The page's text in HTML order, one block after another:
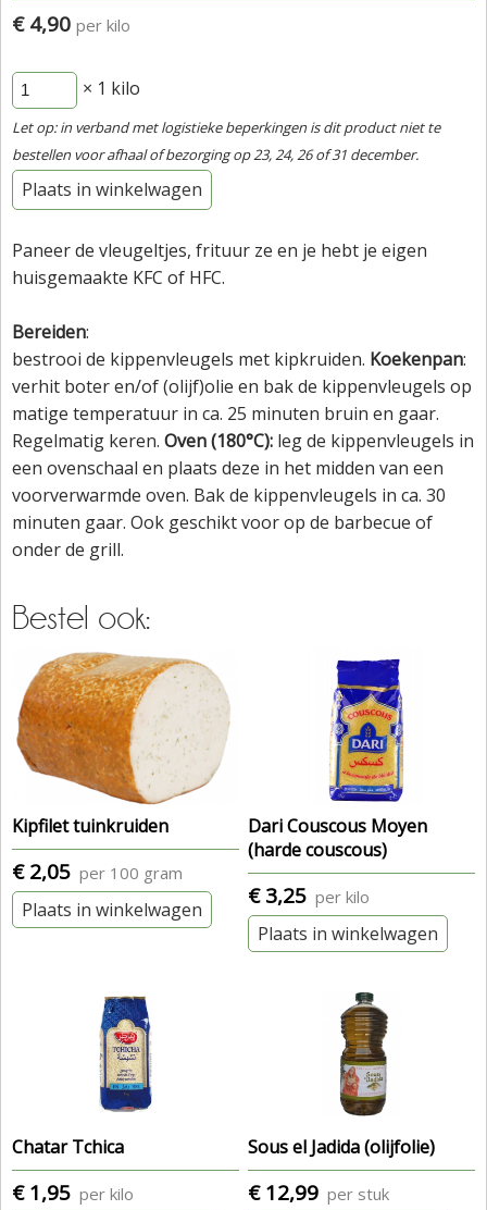
€ 4,90 per kilo
× 1 kilo
Let op: in verband met logistieke beperkingen is dit product niet te
bestellen voor afhaal of bezorging op 23, 24, 26 of 31 december.
Plaats in winkelwagen
Paneer de vleugeltjes, frituur ze en je hebt je eigen
huisgemaakte KFC of HFC.
Bereiden:
bestrooi de kippenvleugels met kipkruiden. Koekenpan:
verhit boter en/of (olijf)olie en bak de kippenvleugels op
matige temperatuur in ca. 25 minuten bruin en gaar.
Regelmatig keren. Oven (180°C): leg de kippenvleugels in
een ovenschaal en plaats deze in het midden van een
voorverwarmde oven. Bak de kippenvleugels in ca. 30
minuten gaar. Ook geschikt voor op de barbecue of
onder de grill.
Bestel ook:
Kipfilet tuinkruiden
€ 2,05 per 100 gram
Plaats in winkelwagen
Dari Couscous Moyen
(harde couscous)
€ 3,25 per kilo
Plaats in winkelwagen
Chatar Tchica
€ 1,95 per kilo
Sous el Jadida (olijfolie)
€ 12,99 per stuk